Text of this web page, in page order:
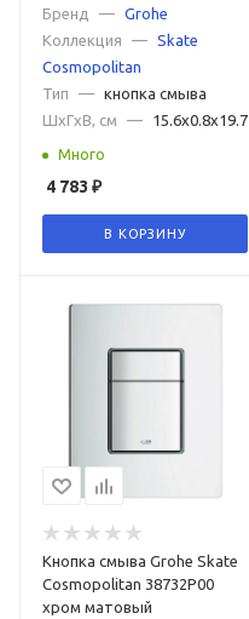
Бренд
— Grohe
Коллекция
— Skate
Cosmopolitan
Тип
— кнопка смыва
ШxГxВ, см
— 15.6x0.8x19.7
Много
4 783 ₽
В КОРЗИНУ
Кнопка смыва Grohe Skate
Cosmopolitan 38732P00
хром матовый